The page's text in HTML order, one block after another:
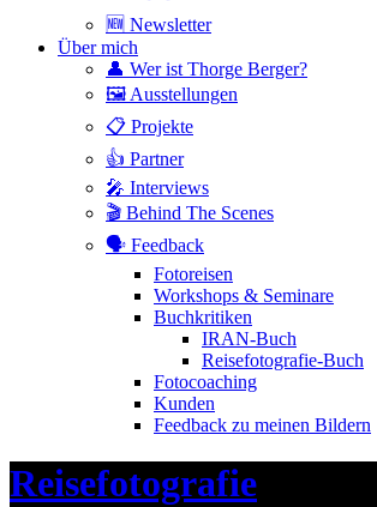
🆕 Newsletter
Über mich
👤 Wer ist Thorge Berger?
🖼 Ausstellungen
📋 Projekte
👍 Partner
🎤 Interviews
🎬 Behind The Scenes
🗣 Feedback
Fotoreisen
Workshops & Seminare
Buchkritiken
IRAN-Buch
Reisefotografie-Buch
Fotocoaching
Kunden
Feedback zu meinen Bildern
Header
Toggle
Reisefotografie